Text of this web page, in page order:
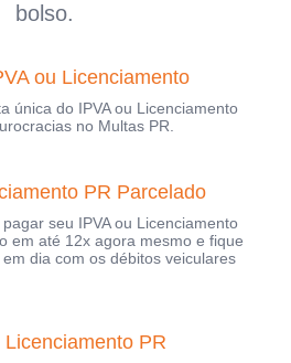
bolso.
ou Licenciamento
única do IPVA ou Licenciamento
no Multas PR.
PR Parcelado
seu IPVA ou Licenciamento
em até 12x agora mesmo e fique
dia com os débitos veiculares
Licenciamento PR